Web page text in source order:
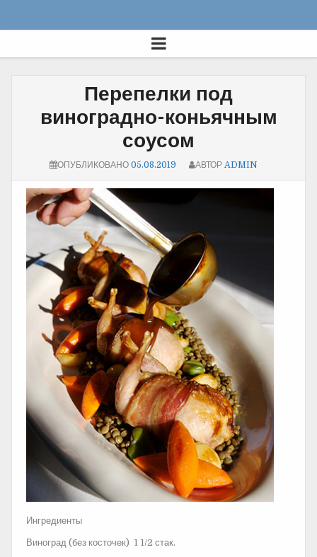
Перепелки под
виноградно-коньячным
соусом
ОПУБЛИКОВАНО 05.08.2019 АВТОР ADMIN
Ингредиенты
Виноград (без косточек) 1 1/2 стак.